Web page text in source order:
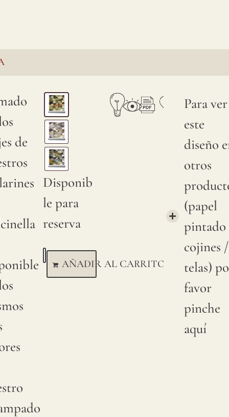
de
Disponib
le para
reserva
AÑADIR AL CARRITO
Para ver
este
diseño
otros
(papel
cojines /
telas)
favor
pinche
aquí